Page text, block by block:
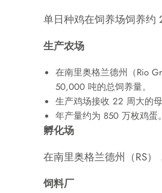
单日种鸡在饲养场饲养约
生产农场
在南里奥格兰德州（Rio
50,000 吨的总饲养量。
生产鸡场接收 22 周大的
年产量约为 850 万枚鸡蛋。
孵化场
在南里奥格兰德州（RS
饲料厂